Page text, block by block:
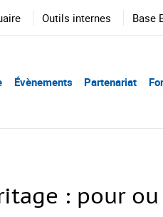
Outils internes Base
Évènements Partenariat
: pour